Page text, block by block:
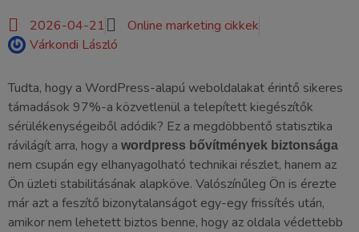
2026-04-21
Online marketing cikkek
Várkondi László
Tudta, hogy a WordPress-alapú weboldalakat érintő sikeres
támadások 97%-a közvetlenül a telepített kiegészítők
sérülékenységeiből adódik? Ez a megdöbbentő statisztika
rávilágít arra, hogy a wordpress bővítmények biztonsága
nem csupán egy elhanyagolható technikai részlet, hanem az
Ön üzleti stabilitásának alapköve. Valószínűleg Ön is érezte
már azt a feszítő bizonytalanságot egy-egy frissítés után,
amikor nem lehetett biztos benne, hogy az oldala védettebb